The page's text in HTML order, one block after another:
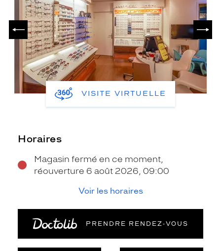
PRÉCÉDENT
VISITE VIRTUELLE
Horaires
Magasin fermé en ce moment,
réouverture 6 août 2026, 09:00
Voir les horaires
PRENDRE RENDEZ‑VOUS